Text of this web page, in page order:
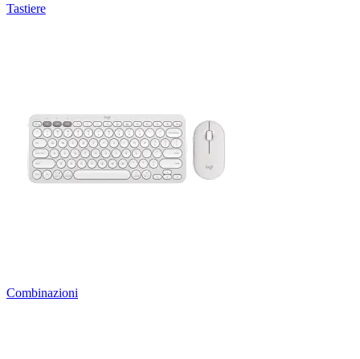
Tastiere
Combinazioni